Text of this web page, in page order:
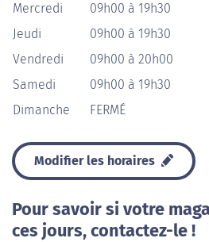
Mercredi
09h00 à 19h30
Jeudi
09h00 à 19h30
Vendredi
09h00 à 20h00
Samedi
09h00 à 19h30
Dimanche
FERMÉ
Modifier les horaires
Pour savoir si votre
ces jours, contactez-le !